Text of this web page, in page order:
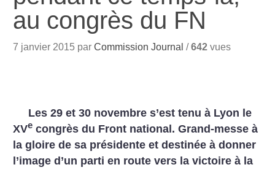
au congrès du FN
7 janvier 2015 parCommission Journal /642 vues
Les 29 et 30 novembre s’est tenu à Lyon le
XVe congrès du Front national. Grand-messe à
la gloire de sa présidente et destinée à donner
l’image d’un parti en route vers la victoire à la